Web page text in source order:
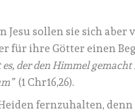
Jesu sollen sie sich aber
für ihre Götter einen
der den Himmel
(1 Chr16,26).
fernzuhalten, denn